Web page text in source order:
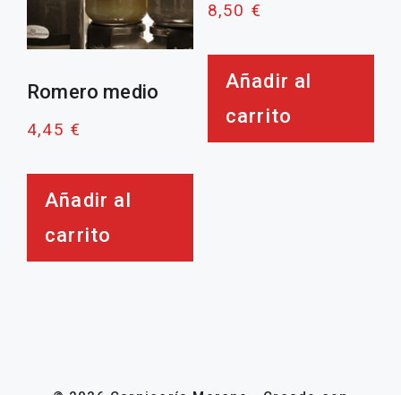
Romero medio
4,45 €
Añadir al
carrito
8,50 €
Añadir al
carrito